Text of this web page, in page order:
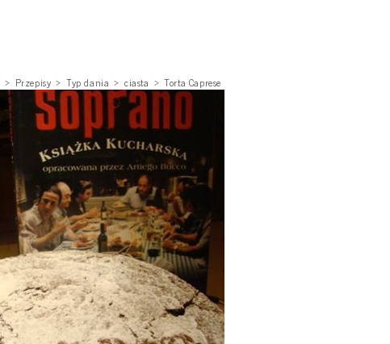
Przepisy Typ dania ciasta Torta Caprese